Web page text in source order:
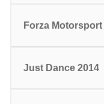
Forza Motorsport
Just Dance 2014